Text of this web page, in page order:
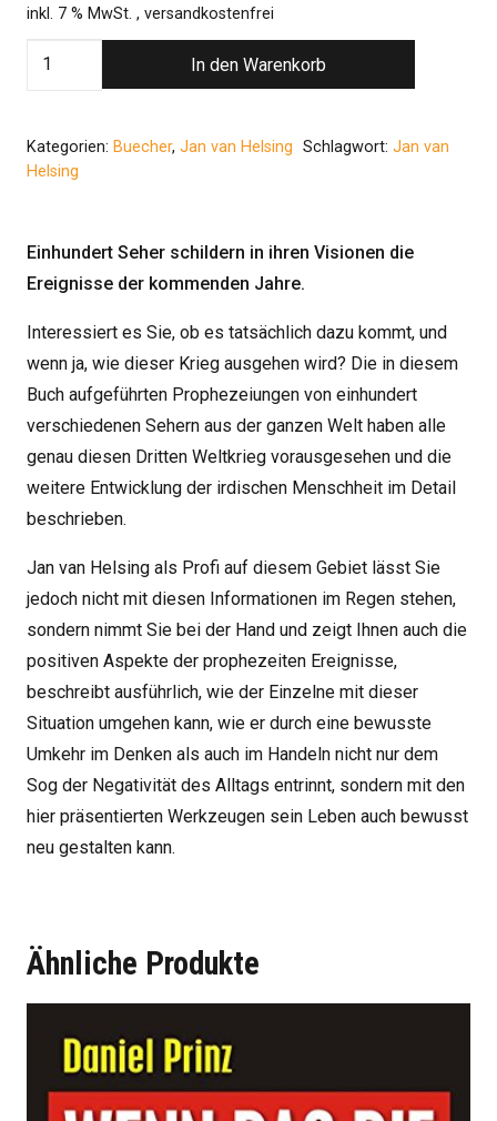
inkl. 7 % MwSt. , versandkostenfrei
Buch
dritte
Weltkrieg
in
ihren
Visionen...
Menge
In den Warenkorb
Kategorien: Buecher, Jan van Helsing Schlagwort: Jan van
Helsing
Einhundert Seher schildern in ihren Visionen die
Ereignisse der kommenden Jahre.
Interessiert es Sie, ob es tatsächlich dazu kommt, und
wenn ja, wie dieser Krieg ausgehen wird? Die in diesem
Buch aufgeführten Prophezeiungen von einhundert
verschiedenen Sehern aus der ganzen Welt haben alle
genau diesen Dritten Weltkrieg vorausgesehen und die
weitere Entwicklung der irdischen Menschheit im Detail
beschrieben.
Jan van Helsing als Profi auf diesem Gebiet lässt Sie
jedoch nicht mit diesen Informationen im Regen stehen,
sondern nimmt Sie bei der Hand und zeigt Ihnen auch die
positiven Aspekte der prophezeiten Ereignisse,
beschreibt ausführlich, wie der Einzelne mit dieser
Situation umgehen kann, wie er durch eine bewusste
Umkehr im Denken als auch im Handeln nicht nur dem
Sog der Negativität des Alltags entrinnt, sondern mit den
hier präsentierten Werkzeugen sein Leben auch bewusst
neu gestalten kann.
Ähnliche Produkte